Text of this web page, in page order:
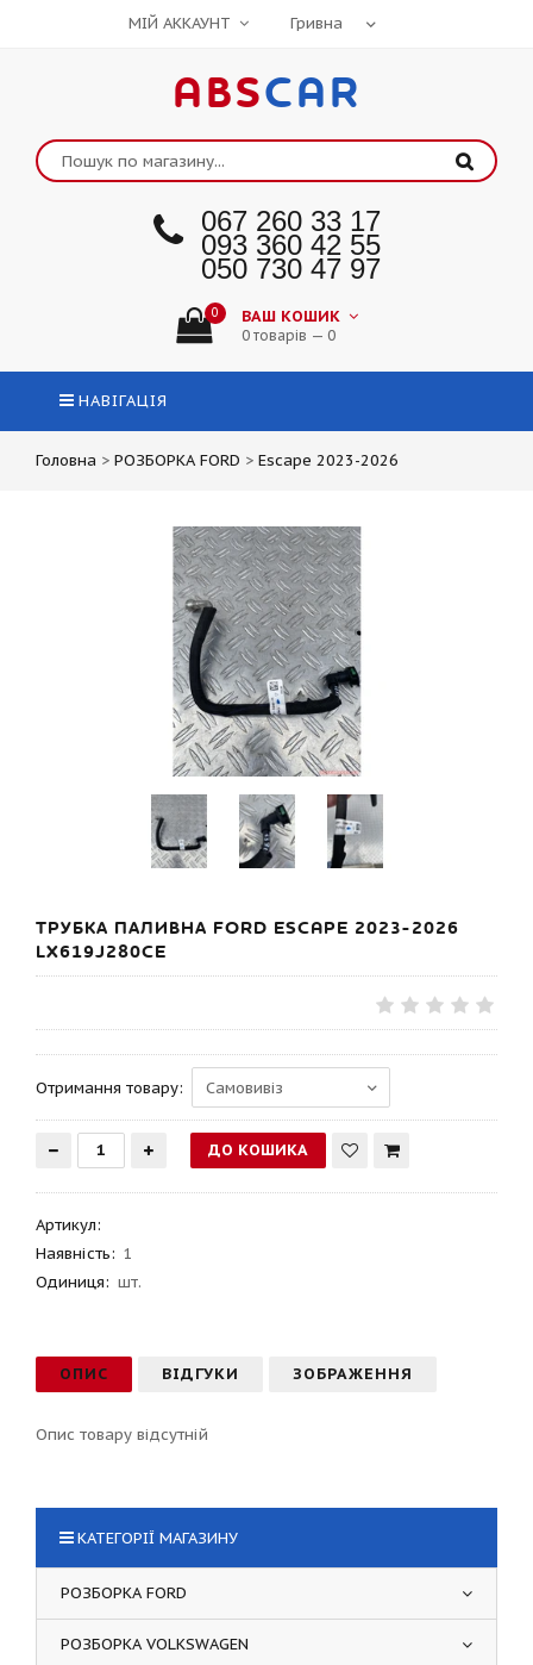
МІЙ АККАУНТ
ABSCAR
067 260 33 17
093 360 42 55
050 730 47 97
0 ВАШ КОШИК
0 товарів — 0
НАВІГАЦІЯ
Головна > РОЗБОРКА FORD > Escape 2023-2026
ТРУБКА ПАЛИВНА FORD ESCAPE 2023-2026
LX619J280CE
Отримання товару:
Артикул:
Наявність: 1
Одиниця: шт.
ОПИС ВІДГУКИ ЗОБРАЖЕННЯ
Опис товару відсутній
КАТЕГОРІЇ МАГАЗИНУ
РОЗБОРКА FORD
РОЗБОРКА VOLKSWAGEN